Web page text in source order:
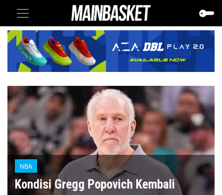
NBA
Kondisi Gregg Popovich Kembali